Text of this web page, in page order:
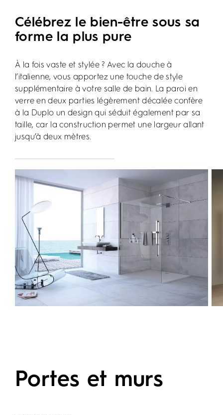
Célébrez le bien-être sous sa
forme la plus pure
À la fois vaste et stylée ? Avec la douche à
l’italienne, vous apportez une touche de style
supplémentaire à votre salle de bain. La paroi en
verre en deux parties légèrement décalée confère
à la Duplo un design qui séduit également par sa
taille, car la construction permet une largeur allant
jusqu’à deux mètres.
Portes et murs